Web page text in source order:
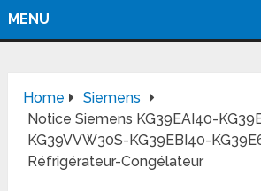
MENU
Home
Siemens
Notice Siemens KG39EAI40-
KG39VVW30S-KG39EBI40-
Réfrigérateur-Congélateur